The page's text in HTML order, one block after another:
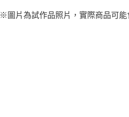
※圖片為試作品照片，實際商品可能